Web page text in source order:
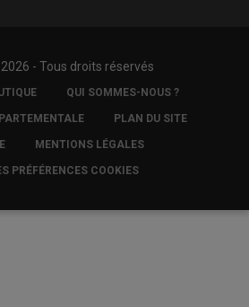
- Tous droits réservés
QUI SOMMES-NOUS ?
PLAN DU SITE
MENTIONS LÉGALES
PRÉFÉRENCES COOKIES